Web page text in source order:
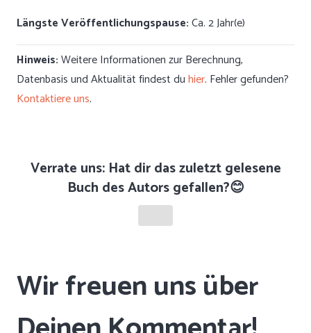
Längste Veröffentlichungspause:Ca. 2 Jahr(e)
Hinweis:Weitere Informationen zur Berechnung,
Datenbasis und Aktualität findest duhier. Fehler gefunden?
Kontaktiere uns.
Verrate uns: Hat dir das zuletzt gelesene
Buch des Autors gefallen?😊